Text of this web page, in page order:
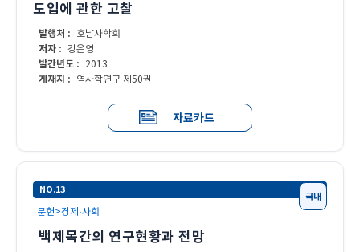
도입에 관한 고찰
발행처 : 호남사학회
저자 : 강은영
발간년도 : 2013
게재지 : 역사학연구 제50권
자료카드
NO.13
문헌>경제·사회
백제목간의 연구현황과 전망
국내